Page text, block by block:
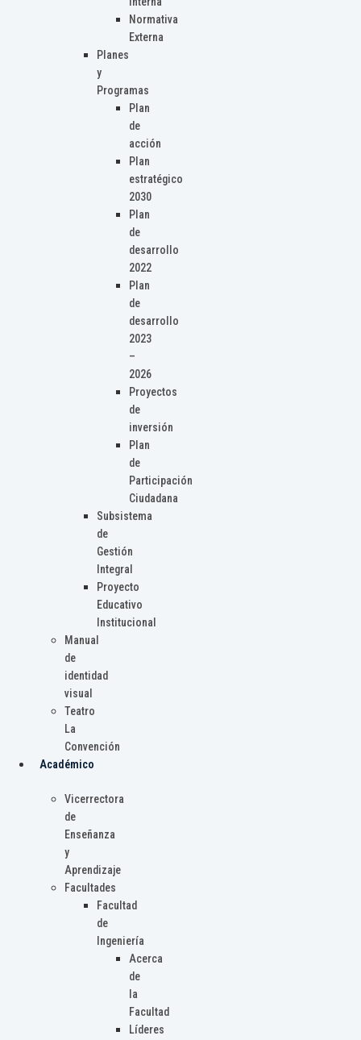
Normativa
Externa
Planes
y
Programas
Plan
de
acción
Plan
estratégico
2030
Plan
de
desarrollo
2022
Plan
de
desarrollo
2023
–
2026
Proyectos
de
inversión
Plan
de
Participación
Ciudadana
Subsistema
de
Gestión
Integral
Proyecto
Educativo
Institucional
Manual
de
identidad
visual
Teatro
La
Convención
Académico
Vicerrectora
de
Enseñanza
y
Aprendizaje
Facultades
Facultad
de
Ingeniería
Acerca
de
la
Facultad
Líderes